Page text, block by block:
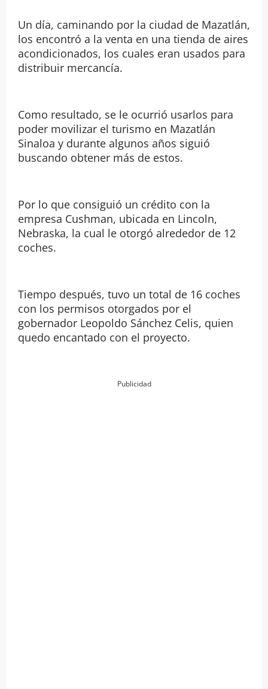
Un día, caminando por la ciudad de Mazatlán,
los encontró a la venta en una tienda de aires
acondicionados, los cuales eran usados para
distribuir mercancía.
Como resultado, se le ocurrió usarlos para
poder movilizar el turismo en Mazatlán
Sinaloa y durante algunos años siguió
buscando obtener más de estos.
Por lo que consiguió un crédito con la
empresa Cushman, ubicada en Lincoln,
Nebraska, la cual le otorgó alrededor de 12
coches.
Tiempo después, tuvo un total de 16 coches
con los permisos otorgados por el
gobernador Leopoldo Sánchez Celis, quien
quedo encantado con el proyecto.
Publicidad